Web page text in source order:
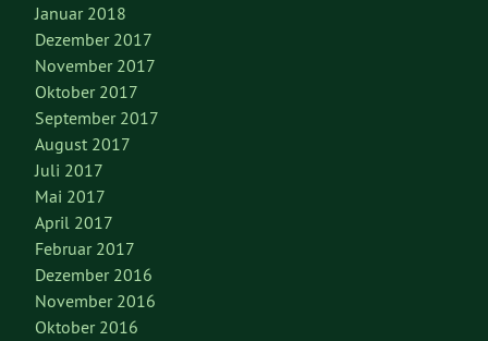
Januar 2018
Dezember 2017
November 2017
Oktober 2017
September 2017
August 2017
Juli 2017
Mai 2017
April 2017
Februar 2017
Dezember 2016
November 2016
Oktober 2016